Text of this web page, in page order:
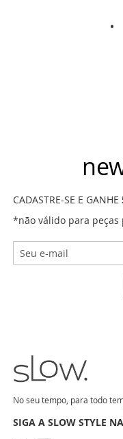
CADASTRE-SE E GANHE
*não válido para peças
No seu tempo, para todo
SIGA A SLOW STYLE